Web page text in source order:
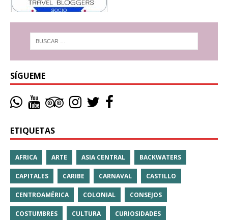
SÍGUEME
ETIQUETAS
AFRICA ARTE ASIA CENTRAL BACKWATERS
CAPITALES CARIBE CARNAVAL CASTILLO
CENTROAMÉRICA COLONIAL CONSEJOS
COSTUMBRES CULTURA CURIOSIDADES